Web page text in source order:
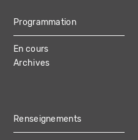
Programmation
En cours
Archives
Renseignements